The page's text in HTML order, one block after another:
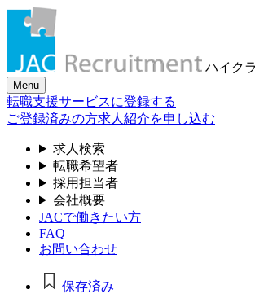
ハイク
Menu
転職支援サービスに登録する
ご登録済みの方求人紹介を申し込む
求人検索
転職希望者
採用担当者
会社概要
JACで働きたい方
FAQ
お問い合わせ
保存済み